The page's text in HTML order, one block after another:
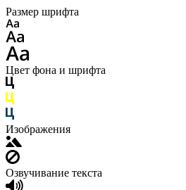
Размер шрифта
Цвет фона и шрифта
Изображения
Озвучивание текста